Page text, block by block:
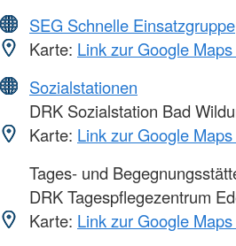
SEG Schnelle Einsatzgruppe
Karte: Link zur Google
Sozialstationen
DRK Sozialstation Bad
Karte: Link zur Google
Tages- und
DRK Tagespflegezentrum
Karte: Link zur Google